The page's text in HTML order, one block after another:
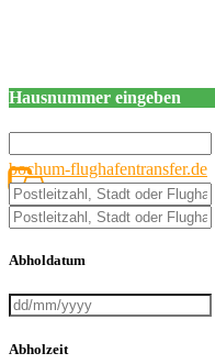
Hausnummer eingeben
bochum-flughafentransfer.de
Abholdatum
Abholzeit